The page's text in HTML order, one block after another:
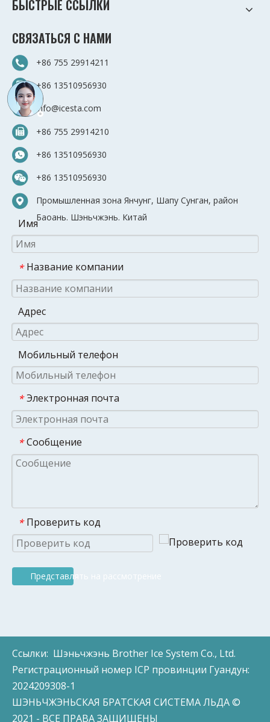
БЫСТРЫЕ ССЫЛКИ
СВЯЗАТЬСЯ С НАМИ
+86 755 29914211
+86 13510956930
info@icesta.com
+86 755 29914210
+86 13510956930
+86 13510956930
Промышленная зона Янчунг, Шапу Сунган, район
Баоань. Шэньчжэнь. Китай
Имя
* Название компании
Адрес
Мобильный телефон
* Электронная почта
* Сообщение
* Проверить код
Представлять на рассмотрение
Ссылки: Шэньчжэнь Brother Ice System Co., Ltd.
Регистрационный номер ICP провинции Гуандун:
2024209308-1
ШЭНЬЧЖЭНЬСКАЯ БРАТСКАЯ СИСТЕМА ЛЬДА ©
2021 - ВСЕ ПРАВА ЗАЩИЩЕНЫ